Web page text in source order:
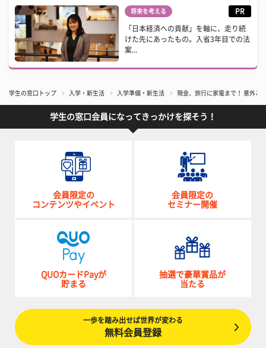
将来を考える PR
「日本経済への貢献」を軸に、走り続
けた先にあったもの。入省3年目での法
案...
学生の窓口トップ 入学・新生活 入学準備・新生活 現金、旅行に家電まで！ 意外と
学生の窓口会員になってきっかけを探そう！
会員限定の
コンテンツやイベント
会員限定の
セミナー開催
QUOカードPayが
貯まる
抽選で豪華賞品が
当たる
一歩を踏み出せば世界が変わる
無料会員登録